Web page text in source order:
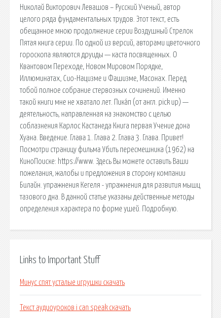
Николай Викторович Левашов – Русский Ученый, автор
целого ряда фундаментальных трудов. Этот текст, есть
обещанное мною продолжение серии Воздушный Стрелок
Пятая книга серии. По одной из версий, авторами цветочного
гороскопа являются друиды — каста посвященных. О
Квантовом Переходе, Новом Мировом Порядке,
Иллюминатах, Сио-Нацизме и Фашизме, Масонах. Перед
тобой полное собрание стервозных сочинений. Именно
такой книги мне не хватало лет. Пика́п (от англ. pick up) —
деятельность, направленная на знакомство с целью
соблазнения Карлос Кастанеда Книга первая Учение дона
Хуана. Введение. Глава 1. Глава 2. Глава 3. Глава. Привет!
Посмотри страницу фильма Убить пересмешника (1962) на
КиноПоиске: https://www. Здесь Вы можете оставить Ваши
пожелания, жалобы и предложения в сторону компании
Билайн. упражнения Кегеля - упражнения для развития мышц
тазового дна. В данной статье указаны действенные методы
определения характера по форме ушей. Подробную.
Links to Important Stuff
Минус спят усталые игрушки скачать
Текст аудиоуроков i can speak скачать